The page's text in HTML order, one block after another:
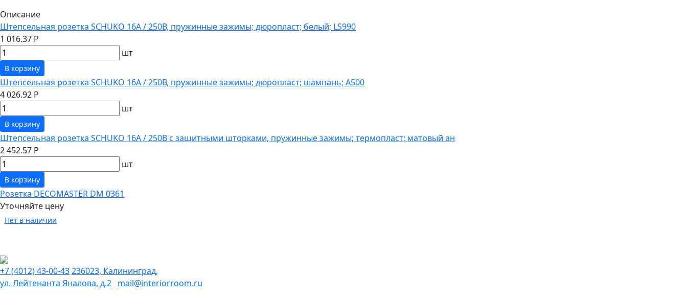
Описание
Штепсельная розетка SCHUKO 16А / 250В, пружинные зажимы; дюропласт; белый; LS990
1 016.37 Р
шт
В корзину
Штепсельная розетка SCHUKO 16А / 250В, пружинные зажимы; дюропласт; шампань; A500
4 026.92 Р
шт
В корзину
Штепсельная розетка SCHUKO 16А / 250В с защитными шторками, пружинные зажимы; термопласт; матовый ан
2 452.57 Р
шт
В корзину
Розетка DECOMASTER DM 0361
Уточняйте цену
Нет в наличии
+7 (4012) 43-00-43236023, Калининград,
ул. Лейтенанта Яналова, д.2 mail@interiorroom.ru